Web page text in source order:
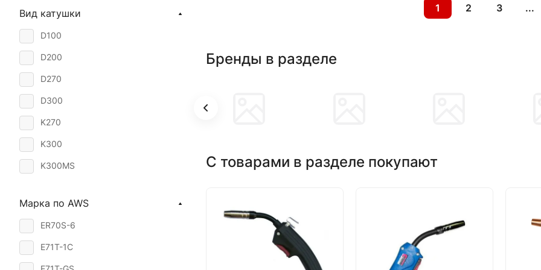
1 2 3 ...
Бренды в разделе
С товарами в разделе покупают
7 кг
15 кг
18 кг
20 кг
25 кг
28 кг
250 кг
Вид катушки
D100
D200
D270
D300
K270
K300
K300MS
Ариадна-500
К300АО
Марка по AWS
ER70S-6
E71T-1C